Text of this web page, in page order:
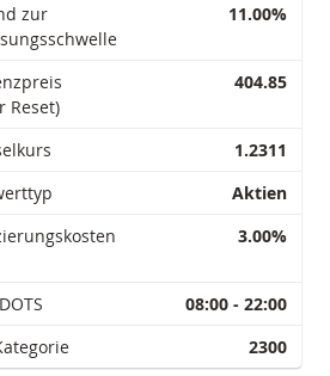
zur
11.00%
Reset)
404.85
1.2311
Aktien
3.00%
08:00 - 22:00
2300